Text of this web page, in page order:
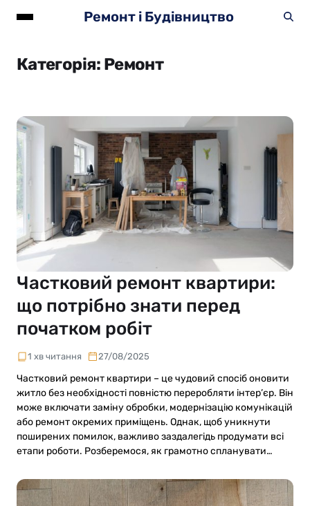
Ремонт і Будівництво
Категорія: Ремонт
Частковий ремонт квартири:
що потрібно знати перед
початком робіт
1 хв читання 27/08/2025
Частковий ремонт квартири – це чудовий спосіб оновити
житло без необхідності повністю переробляти інтер’єр. Він
може включати заміну обробки, модернізацію комунікацій
або ремонт окремих приміщень. Однак, щоб уникнути
поширених помилок, важливо заздалегідь продумати всі
етапи роботи. Розберемося, як грамотно спланувати…